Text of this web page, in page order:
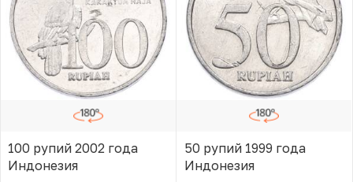
100 рупий 2002 года
Индонезия
50 рупий 1999 года
Индонезия